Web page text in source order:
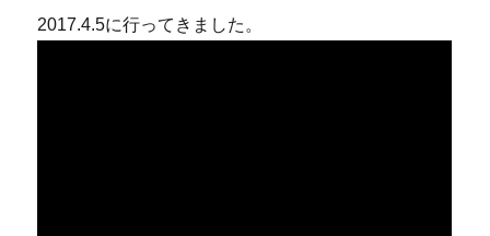
2017.4.5に行ってきました。